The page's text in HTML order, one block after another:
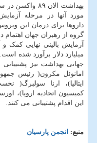
بهداشت الان ۸۹ واکسن در سراسر جهان در حال
مورد آنها در مرحله
داروها برای درمان این
گروه از رهبران جهان اهتمام
میلیارد دلار برآورد شده
جهانی بهداشت نیز
امانوئل مکرون( رئیس
ایتالیا)، ارنا سولبرگ(
کمیسیون اتحادیه اروپا)،
این اقدام پشتیبانی می کنند.
منبع: انجمن پارسیان